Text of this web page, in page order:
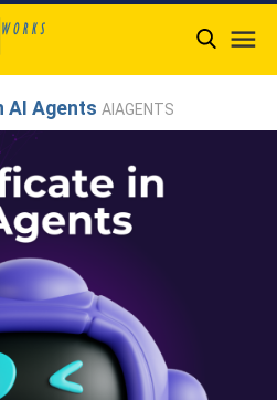

AI Agents AIAGENTS